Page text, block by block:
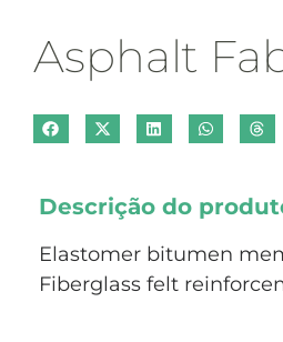
Asphalt
Descrição do
Elastomer bitumen
Fiberglass felt